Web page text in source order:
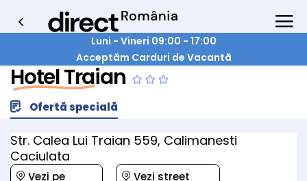
Luni - Vineri 09:00 - 17:00
Acceptăm Carduri de Vacantă
Hotel Traian
Ofertă specială
Str. Calea Lui Traian 559, Calimanesti
Caciulata
Vezi pe
Vezi street